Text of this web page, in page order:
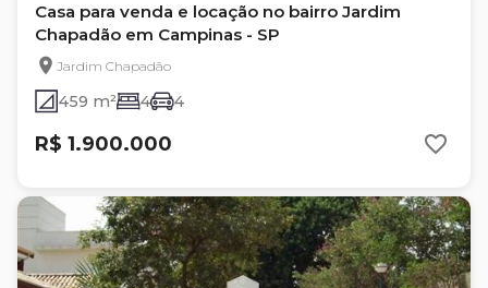
Casa para venda e locação no bairro Jardim
Chapadão em Campinas - SP
Jardim Chapadão
459 m² 4 4
R$ 1.900.000